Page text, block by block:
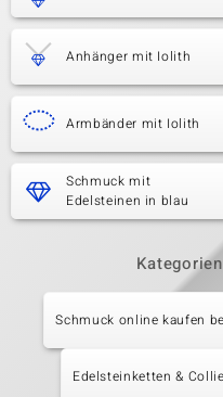
Anhänger mit Iolith
Armbänder mit Iolith
Schmuck mit
Edelsteinen in blau
Schmuck online kaufen
Edelsteinketten &